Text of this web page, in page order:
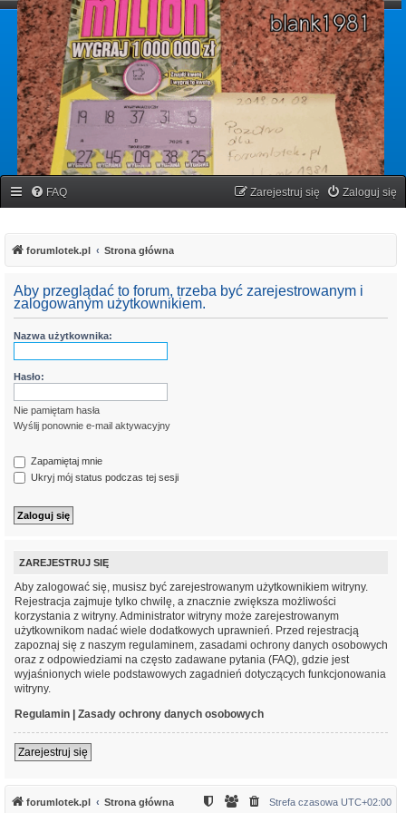
forumlotek.pl
Forum gier liczbowych
FAQ Zaloguj się
Zarejestruj się
forumlotek.pl Strona główna
Aby przeglądać to forum, trzeba być zarejestrowanym i
zalogowanym użytkownikiem.
Nazwa użytkownika:
Hasło:
Nie pamiętam hasła
Wyślij ponownie e-mail aktywacyjny
Zapamiętaj mnie
Ukryj mój status podczas tej sesji
ZAREJESTRUJ SIĘ
Aby zalogować się, musisz być zarejestrowanym użytkownikiem witryny.
Rejestracja zajmuje tylko chwilę, a znacznie zwiększa możliwości
korzystania z witryny. Administrator witryny może zarejestrowanym
użytkownikom nadać wiele dodatkowych uprawnień. Przed rejestracją
zapoznaj się z naszym regulaminem, zasadami ochrony danych osobowych
oraz z odpowiedziami na często zadawane pytania (FAQ), gdzie jest
wyjaśnionych wiele podstawowych zagadnień dotyczących funkcjonowania
witryny.
Regulamin
Zasady ochrony danych osobowych
Zarejestruj się
forumlotek.pl Strona główna Strefa czasowa UTC+02:00